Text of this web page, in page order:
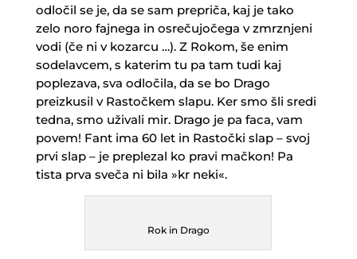
odločil se je, da se sam prepriča, kaj je tako
zelo noro fajnega in osrečujočega v zmrznjeni
vodi (če ni v kozarcu …). Z Rokom, še enim
sodelavcem, s katerim tu pa tam tudi kaj
poplezava, sva odločila, da se bo Drago
preizkusil v Rastočkem slapu. Ker smo šli sredi
tedna, smo uživali mir. Drago je pa faca, vam
povem! Fant ima 60 let in Rastočki slap – svoj
prvi slap – je preplezal ko pravi mačkon! Pa
tista prva sveča ni bila »kr neki«.
Rok in Drago